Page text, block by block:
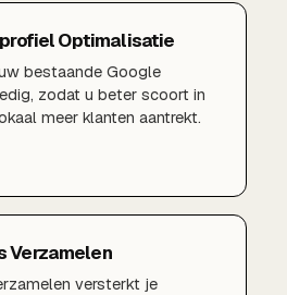
Optimalisatie
bestaande Google
zodat u beter scoort in
meer klanten aantrekt.
Verzamelen
versterkt je